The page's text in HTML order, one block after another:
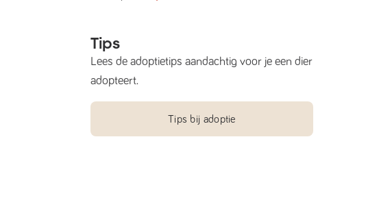
Tips
Lees de adoptietips aandachtig voor je een dier
adopteert.
Tips bij adoptie